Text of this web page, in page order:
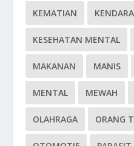
KEMATIAN
KESEHATAN MENTAL
MAKANAN MANIS
MENTAL MEWAH
OLAHRAGA ORANG